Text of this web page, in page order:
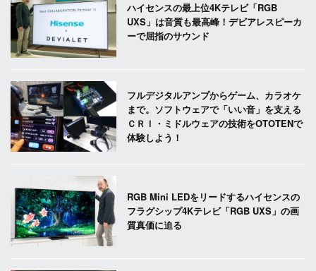
ハイセンスの最上位4Kテレビ「RGB
UXS」は音質も最高峰！デビアレスピーカ
ーで屈指のサウンド
フルデジタルアンプからゲーム、カラオケ
まで。ソフトウェアで「いい音」を支える
ＣＲＩ・ミドルウェアの技術をOTOTENで
体験しよう！
RGB Mini LEDをリードするハイセンスの
フラグシップ4Kテレビ「RGB UXS」の画
質真価に迫る